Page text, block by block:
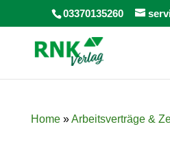
03370135260
Home»Arbeitsverträge &